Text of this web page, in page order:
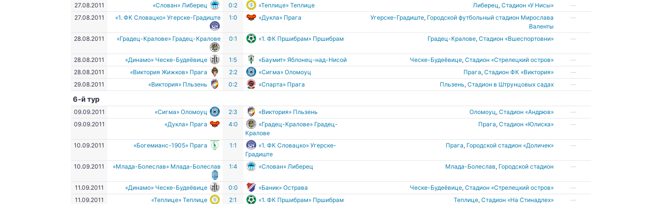
27.08.2011
«Слован» Либерец 0:2 «Теплице» Теплице Либерец ,Стадион «У Нисы»
—
27.08.2011
«1. ФК Словацко» Угерске-Градиште 1:0 «Дукла» Прага Угерске-Градиште, Городской футбольный стадион Мирослава
Валенты
—
28.08.2011 «Градец-Кралове» Градец-Кралове 0:1 «1. ФК Пршибрам» Пршибрам Градец-Кралове,Cтадион «Вшеспортовни» —
28.08.2011 «Динамо» Ческе-Будеёвице 1:5 «Баумит» Яблонец-над-Нисой Ческе-Будеёвице,Стадион «Стрелецкий остров»
—
28.08.2011
«Виктория Жижков» Прага 2:2 «Сигма» Оломоуц Прага,Cтадион ФК «Виктория»
—
29.08.2011
«Виктория» Пльзень 0:2 «Спарта» Прага Пльзень,Стадион в Штрунцовых садах —
6-й тур
09.09.2011 «Сигма» Оломоуц 2:3 «Виктория» Пльзень Оломоуц ,Стадион «Андрюв»
—
09.09.2011
«Дукла» Прага 4:0
«Градец-Кралове» Градец-
Кралове
Прага,Стадион «Юлиска» —
10.09.2011 «Богемианс-1905» Прага 1:1
«1. ФК Словацко» Угерске-
Градиште
Прага, Городской стадион «Доличек» —
10.09.2011 «Млада-Болеслав» Млада-Болеслав 1:4 «Слован» Либерец Млада-Болеслав, Городской стадион —
11.09.2011 «Динамо» Ческе-Будеёвице 0:0 «Баник» Острава Ческе-Будеёвице,Стадион «Стрелецкий остров»
—
11.09.2011
«Теплице» Теплице 2:1 «1. ФК Пршибрам» Пршибрам Теплице,Стадион «На Стинадлех»
—